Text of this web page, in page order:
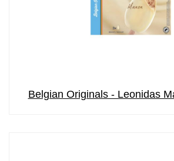
Belgian Originals - Leonidas